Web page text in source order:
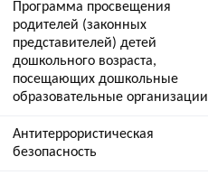
Программа просвещения
родителей (законных
представителей) детей
дошкольного возраста,
посещающих дошкольные
образовательные организации
Антитеррористическая
безопасность